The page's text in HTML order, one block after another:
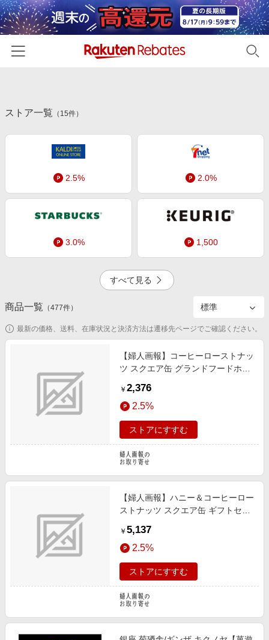
カテゴリー一覧
百貨店・総合ECモール
ファッション・インナー・小物
食品・スイーツ・お酒
日用品・キッチン用品
コスメ・健康・医薬品
キッズ・ベビー用品
家電・PC・スマホ・カメラ
ペット・花・DIY・車
生活・お役立ち
金融・マネー・保険
デジタルコンテンツ
初回購入者限定特典
電子書籍特集
旅行特集
わくわく夏特集
とことん買い物チャレンジ
Apple公式サイト×楽天カード分割払い
Qoo10メガポ
Samsung ボーナスキャンペーン
友達紹介
楽天IDでログイン/会員登録
ストア一覧 （ 15件）
2.5% 2.0%
3.0% 1,500
5.0% 5.0%
掲載終了 5,000
すべて見る
商品一覧 （477件）
最新の価格、送料、在庫状況と決済方法は遷移先ページでご確認ください。
【婦人画報】コーヒーローストナッ
ツ スクエア缶 グランドフードホー
￥ 2,376
2.5%
ストアにすすむ
【婦人画報】ハニー＆コーヒーロー
ストナッツ スクエア缶 ギフトセッ
￥ 5,137
2.5%
ストアにすすむ